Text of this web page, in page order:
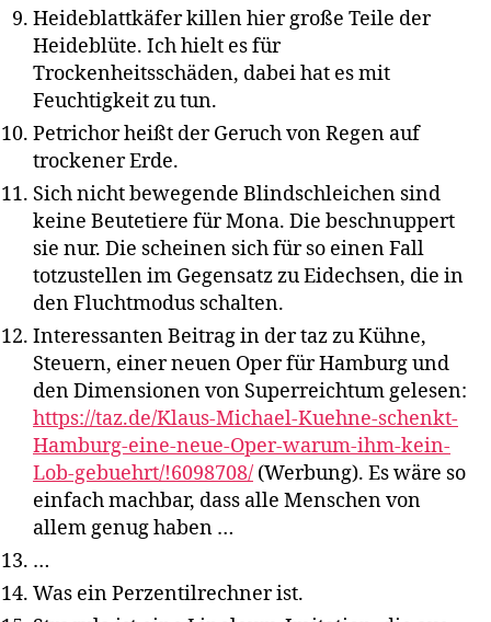
Heideblattkäfer killen hier große Teile der
Heideblüte. Ich hielt es für
Trockenheitsschäden, dabei hat es mit
Feuchtigkeit zu tun.
Petrichor heißt der Geruch von Regen auf
trockener Erde.
Sich nicht bewegende Blindschleichen sind
keine Beutetiere für Mona. Die beschnuppert
sie nur. Die scheinen sich für so einen Fall
totzustellen im Gegensatz zu Eidechsen, die in
den Fluchtmodus schalten.
Interessanten Beitrag in der taz zu Kühne,
Steuern, einer neuen Oper für Hamburg und
den Dimensionen von Superreichtum gelesen:
https://taz.de/Klaus-Michael-Kuehne-schenkt-
Hamburg-eine-neue-Oper-warum-ihm-kein-
Lob-gebuehrt/!6098708/ (Werbung). Es wäre so
einfach machbar, dass alle Menschen von
allem genug haben …
…
Was ein Perzentilrechner ist.